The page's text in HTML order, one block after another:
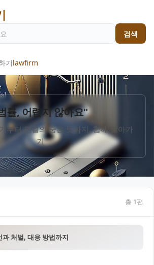
검색
기lawfirm
률, 어렵지 않아요"
부터 판결의 숨은 뜻까지, 함께 알아가
기
총 1편
처벌, 대응 방법까지